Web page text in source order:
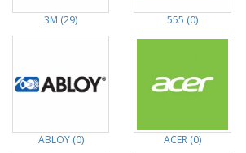
3M (29) 555 (0)
ABLOY (0) ACER (0)